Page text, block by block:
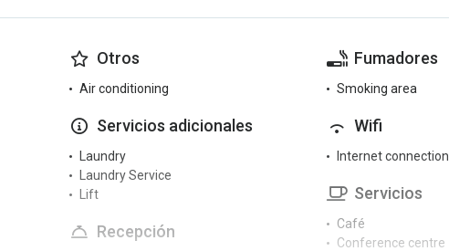
Otros
Air conditioning
Servicios adicionales
Laundry
Laundry Service
Lift
Recepción
Fumadores
Smoking area
Wifi
Internet connection
Servicios
Café
Conference centre